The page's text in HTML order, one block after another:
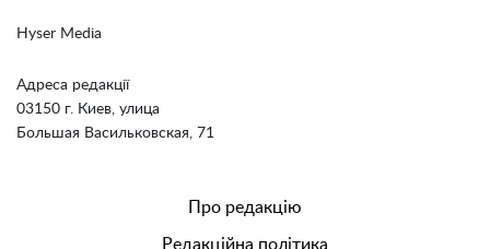
Hyser Media
Адреса редакції
03150 г. Киев, улица
Большая Васильковская, 71
Про редакцію
Редакційна політика